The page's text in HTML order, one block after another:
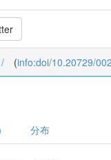
(info:doi/10.20729/
分布